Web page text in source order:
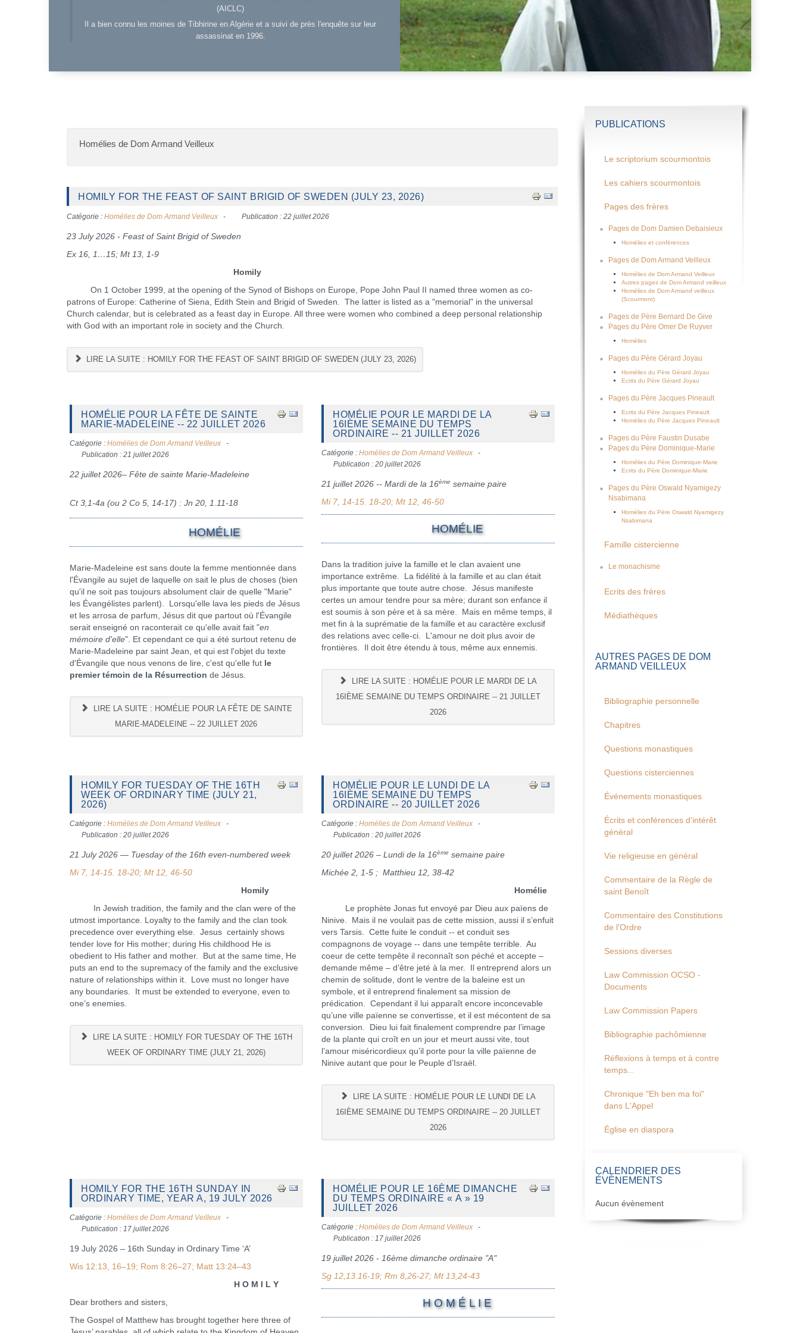
(AICLC)
Il a bien connu les moines de Tibhirine en Algérie et a suivi de près l'enquête sur leur
assassinat en 1996.
Homélies de Dom Armand Veilleux
HOMILY FOR THE FEAST OF SAINT BRIGID OF SWEDEN (JULY 23, 2026)
Catégorie : Homélies de Dom Armand Veilleux Publication : 22 juillet 2026
23 July 2026 - Feast of Saint Brigid of Sweden
Ex 16, 1…15; Mt 13, 1-9
Homily
On 1 October 1999, at the opening of the Synod of Bishops on Europe, Pope John Paul II named three women as co-
patrons of Europe: Catherine of Siena, Edith Stein and Brigid of Sweden. The latter is listed as a "memorial" in the universal
Church calendar, but is celebrated as a feast day in Europe. All three were women who combined a deep personal relationship
with God with an important role in society and the Church.
LIRE LA SUITE : HOMILY FOR THE FEAST OF SAINT BRIGID OF SWEDEN (JULY 23, 2026)
HOMÉLIE POUR LA FÊTE DE SAINTE
MARIE-MADELEINE -- 22 JUILLET 2026
Catégorie : Homélies de Dom Armand Veilleux
Publication : 21 juillet 2026
22 juillet 2026– Fête de sainte Marie-Madeleine
Ct 3,1-4a (ou 2 Co 5, 14-17) : Jn 20, 1.11-18
HOMÉLIE
Marie-Madeleine est sans doute la femme mentionnée dans
l'Évangile au sujet de laquelle on sait le plus de choses (bien
qu'il ne soit pas toujours absolument clair de quelle "Marie"
les Évangélistes parlent). Lorsqu'elle lava les pieds de Jésus
et les arrosa de parfum, Jésus dit que partout où l'Évangile
serait enseigné on raconterait ce qu'elle avait fait "en
mémoire d'elle". Et cependant ce qui a été surtout retenu de
Marie-Madeleine par saint Jean, et qui est l'objet du texte
d'Évangile que nous venons de lire, c'est qu'elle fut le
premier témoin de la Résurrection de Jésus.
LIRE LA SUITE : HOMÉLIE POUR LA FÊTE DE SAINTE
MARIE-MADELEINE -- 22 JUILLET 2026
HOMÉLIE POUR LE MARDI DE LA
16IÈME SEMAINE DU TEMPS
ORDINAIRE -- 21 JUILLET 2026
Catégorie :Homélies de Dom Armand Veilleux
Publication : 20 juillet 2026
21 juillet 2026 -- Mardi de la 16ème semaine paire
Mi 7, 14-15. 18-20; Mt 12, 46-50
HOMÉLIE
Dans la tradition juive la famille et le clan avaient une
importance extrême. La fidélité à la famille et au clan était
plus importante que toute autre chose. Jésus manifeste
certes un amour tendre pour sa mère; durant son enfance il
est soumis à son père et à sa mère. Mais en même temps, il
met fin à la suprématie de la famille et au caractère exclusif
des relations avec celle-ci. L'amour ne doit plus avoir de
frontières. Il doit être étendu à tous, même aux ennemis.
LIRE LA SUITE : HOMÉLIE POUR LE MARDI DE LA
16IÈME SEMAINE DU TEMPS ORDINAIRE -- 21 JUILLET
2026
HOMILY FOR TUESDAY OF THE 16TH
WEEK OF ORDINARY TIME (JULY 21,
2026)
Catégorie : Homélies de Dom Armand Veilleux
Publication : 20 juillet 2026
21 July 2026 — Tuesday of the 16th even-numbered week
Mi 7, 14-15. 18-20; Mt 12, 46-50
Homily
In Jewish tradition, the family and the clan were of the
utmost importance. Loyalty to the family and the clan took
precedence over everything else. Jesus certainly shows
tender love for His mother; during His childhood He is
obedient to His father and mother. But at the same time, He
puts an end to the supremacy of the family and the exclusive
nature of relationships within it. Love must no longer have
any boundaries. It must be extended to everyone, even to
one’s enemies.
LIRE LA SUITE : HOMILY FOR TUESDAY OF THE 16TH
WEEK OF ORDINARY TIME (JULY 21, 2026)
HOMÉLIE POUR LE LUNDI DE LA
16IÈME SEMAINE DU TEMPS
ORDINAIRE -- 20 JUILLET 2026
Catégorie :Homélies de Dom Armand Veilleux
Publication : 20 juillet 2026
20 juillet 2026 – Lundi de la 16ème semaine paire
Michée 2, 1-5 ; Matthieu 12, 38-42
Homélie
Le prophète Jonas fut envoyé par Dieu aux païens de
Ninive. Mais il ne voulait pas de cette mission, aussi il s’enfuit
vers Tarsis. Cette fuite le conduit -- et conduit ses
compagnons de voyage -- dans une tempête terrible. Au
coeur de cette tempête il reconnaît son péché et accepte –
demande même – d’être jeté à la mer. Il entreprend alors un
chemin de solitude, dont le ventre de la baleine est un
symbole, et il entreprend finalement sa mission de
prédication. Cependant il lui apparaît encore inconcevable
qu’une ville païenne se convertisse, et il est mécontent de sa
conversion. Dieu lui fait finalement comprendre par l’image
de la plante qui croît en un jour et meurt aussi vite, tout
l’amour miséricordieux qu’il porte pour la ville païenne de
Ninive autant que pour le Peuple d’Israël.
LIRE LA SUITE : HOMÉLIE POUR LE LUNDI DE LA
16IÈME SEMAINE DU TEMPS ORDINAIRE -- 20 JUILLET
2026
HOMILY FOR THE 16TH SUNDAY IN
ORDINARY TIME, YEAR A, 19 JULY 2026
Catégorie : Homélies de Dom Armand Veilleux
Publication : 17 juillet 2026
19 July 2026 – 16th Sunday in Ordinary Time ‘A’
Wis 12:13, 16–19; Rom 8:26–27; Matt 13:24–43
H O M I L Y
Dear brothers and sisters,
The Gospel of Matthew has brought together here three of
HOMÉLIE POUR LE 16ÈME DIMANCHE
DU TEMPS ORDINAIRE « A » 19
JUILLET 2026
Catégorie :Homélies de Dom Armand Veilleux
Publication : 17 juillet 2026
19 juillet 2026 -16ème dimanche ordinaire "A"
Sg 12,13.16-19; Rm 8,26-27; Mt 13,24-43
H O M É L I E
PUBLICATIONS
Le scriptorium scourmontois
Les cahiers scourmontois
Pages des frères
Pages de Dom Damien Debaisieux
Homélies et conférences
Pages de Dom Armand Veilleux
Homélies de Dom Armand Veilleux
Autres pages de Dom Armand veilleux
Homélies de Dom Armand veilleux
(Scourmont)
Pages de Père Bernard De Give
Pages du Père Omer De Ruyver
Homélies
Pages du Père Gérard Joyau
Homélies du Père Gérard Joyau
Ecrits du Père Gérard Joyau
Pages du Père Jacques Pineault
Ecrits du Père Jacques Pineault
Homélies du Père Jacques Pineault
Pages du Père Faustin Dusabe
Pages du Père Dominique-Marie
Homélies du Père Dominique-Marie
Ecrits du Père Dominique-Marie
Pages du Père Oswald Nyamigezy
Nsabimana
Homélies du Père Oswald Nyamigezy
Nsabimana
Famille cistercienne
Le monachisme
Ecrits des frères
Médiathèques
AUTRES PAGES DE DOM
ARMAND VEILLEUX
Bibliographie personnelle
Chapitres
Questions monastiques
Questions cisterciennes
Événements monastiques
Écrits et conférences d'intérêt
général
Vie religieuse en général
Commentaire de la Règle de
saint Benoît
Commentaire des Constitutions
de l'Ordre
Sessions diverses
Law Commission OCSO -
Documents
Law Commission Papers
Bibliographie pachômienne
Réflexions à temps et à contre
temps...
Chronique "Eh ben ma foi"
dans L'Appel
Église en diaspora
CALENDRIER DES
ÉVÈNEMENTS
Aucun évènement